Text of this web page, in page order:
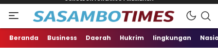
Beranda Business Daerah Hukrim lingkungan